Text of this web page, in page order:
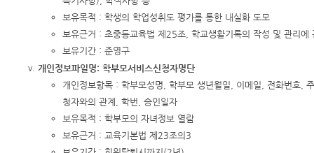
보유목적 : 학생의 학업성취도 평가를 통한 내실화 도모
보유근거 : 초중등교육법 제25조, 학교생활기록의 작성 및 관리에
보유기간 : 준영구
개인정보파일명: 학부모서비스신청자명단
개인정보항목 : 학부모성명, 학부모 생년월일, 이메일, 전화번호,
청자와의 관계, 학번, 승인일자
보유목적 : 학부모의 자녀정보 열람
보유근거 : 교육기본법 제23조의3